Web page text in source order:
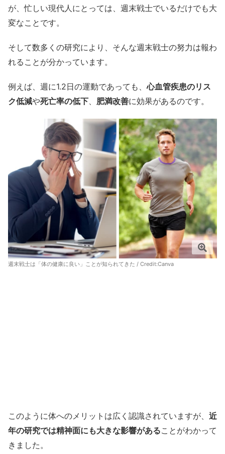
が、忙しい現代人にとっては、週末戦士でいるだけでも大
変なことです。
そして数多くの研究により、そんな週末戦士の努力は報わ
れることが分かっています。
例えば、週に1.2日の運動であっても、心血管疾患のリス
ク低減や死亡率の低下、 肥満改善に効果があるのです。
週末戦士は「体の健康に良い」ことが知られてきた / Credit:Canva
このように体へのメリットは広く認識されていますが、 近
年の研究では精神面にも大きな影響があることがわかって
きました。